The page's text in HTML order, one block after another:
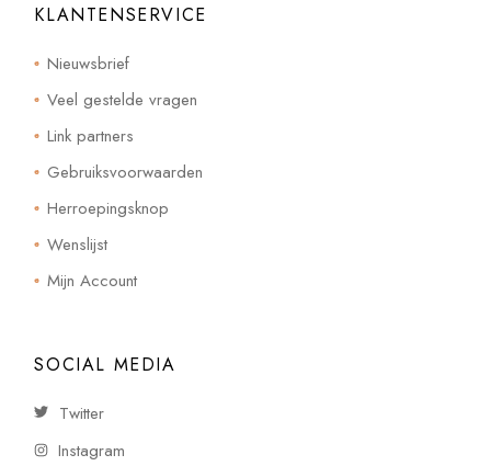
KLANTENSERVICE
Nieuwsbrief
Veel gestelde vragen
Link partners
Gebruiksvoorwaarden
Herroepingsknop
Wenslijst
Mijn Account
SOCIAL MEDIA
Twitter
Instagram